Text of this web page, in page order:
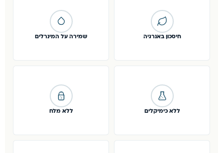
חיסכון באנרגיה שמירה על המינרלים
ללא כימיקלים ללא מלח